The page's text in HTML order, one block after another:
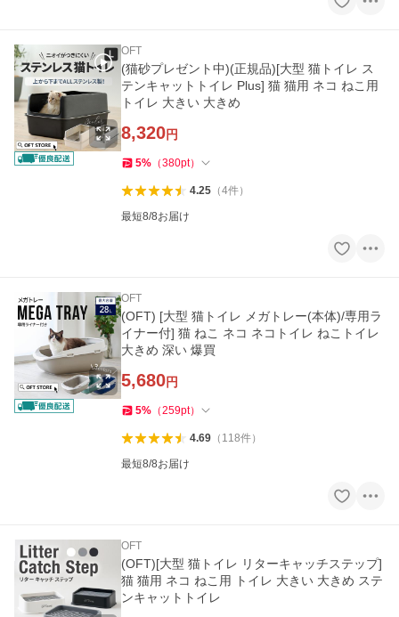
OFT
(猫砂プレゼント中)(正規品)[大型 猫トイレ ス
テンキャットトイレ Plus] 猫 猫用 ネコ ねこ用
トイレ 大きい 大きめ
8,320円
5% （380pt）
4.25（4件）
最短8/8お届け
OFT
(OFT) [大型 猫トイレ メガトレー(本体)/専用ラ
イナー付] 猫 ねこ ネコ ネコトイレ ねこトイレ
大きめ 深い 爆買
5,680円
5% （259pt）
4.69（ 118件）
最短8/8お届け
OFT
(OFT)[大型 猫トイレ リターキャッチステップ]
猫 猫用 ネコ ねこ用 トイレ 大きい 大きめ ステ
ンキャットトイレ